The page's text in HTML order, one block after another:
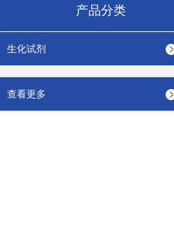
产品分类
生化试剂
查看更多